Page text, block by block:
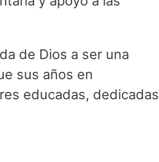
de Dios a ser una
sus años en
educadas, dedicadas